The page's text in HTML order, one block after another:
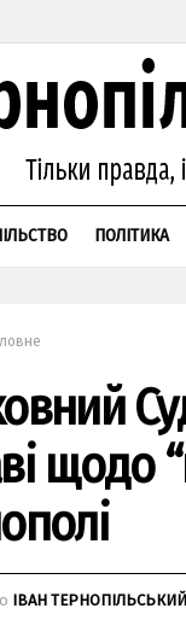
ПОЛІТИКА
щодо
ІВАН ТЕРНОПІЛЬСЬКИЙ